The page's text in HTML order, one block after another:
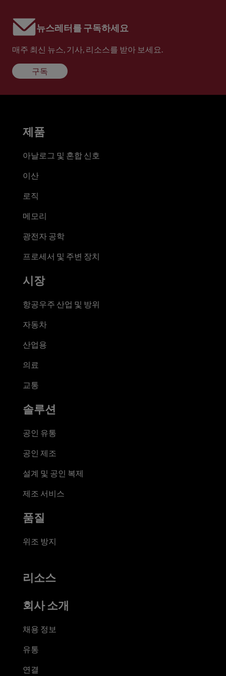
뉴스레터를 구독하세요
매주 최신 뉴스, 기사, 리소스를 받아 보세요.
구독
제품
아날로그 및 혼합 신호
이산
로직
메모리
광전자 공학
프로세서 및 주변 장치
시장
항공우주 산업 및 방위
자동차
산업용
의료
교통
솔루션
공인 유통
공인 제조
설계 및 공인 복제
제조 서비스
품질
위조 방지
리소스
회사 소개
채용 정보
유통
연결